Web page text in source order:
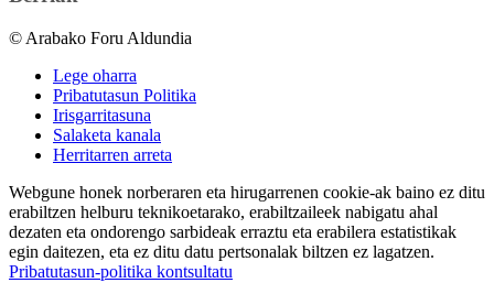
© Arabako Foru Aldundia
Lege oharra
Pribatutasun Politika
Irisgarritasuna
Salaketa kanala
Herritarren arreta
Webgune honek norberaren eta hirugarrenen cookie-ak baino ez ditu
erabiltzen helburu teknikoetarako, erabiltzaileek nabigatu ahal
dezaten eta ondorengo sarbideak erraztu eta erabilera estatistikak
egin daitezen, eta ez ditu datu pertsonalak biltzen ez lagatzen.
Pribatutasun-politika kontsultatu